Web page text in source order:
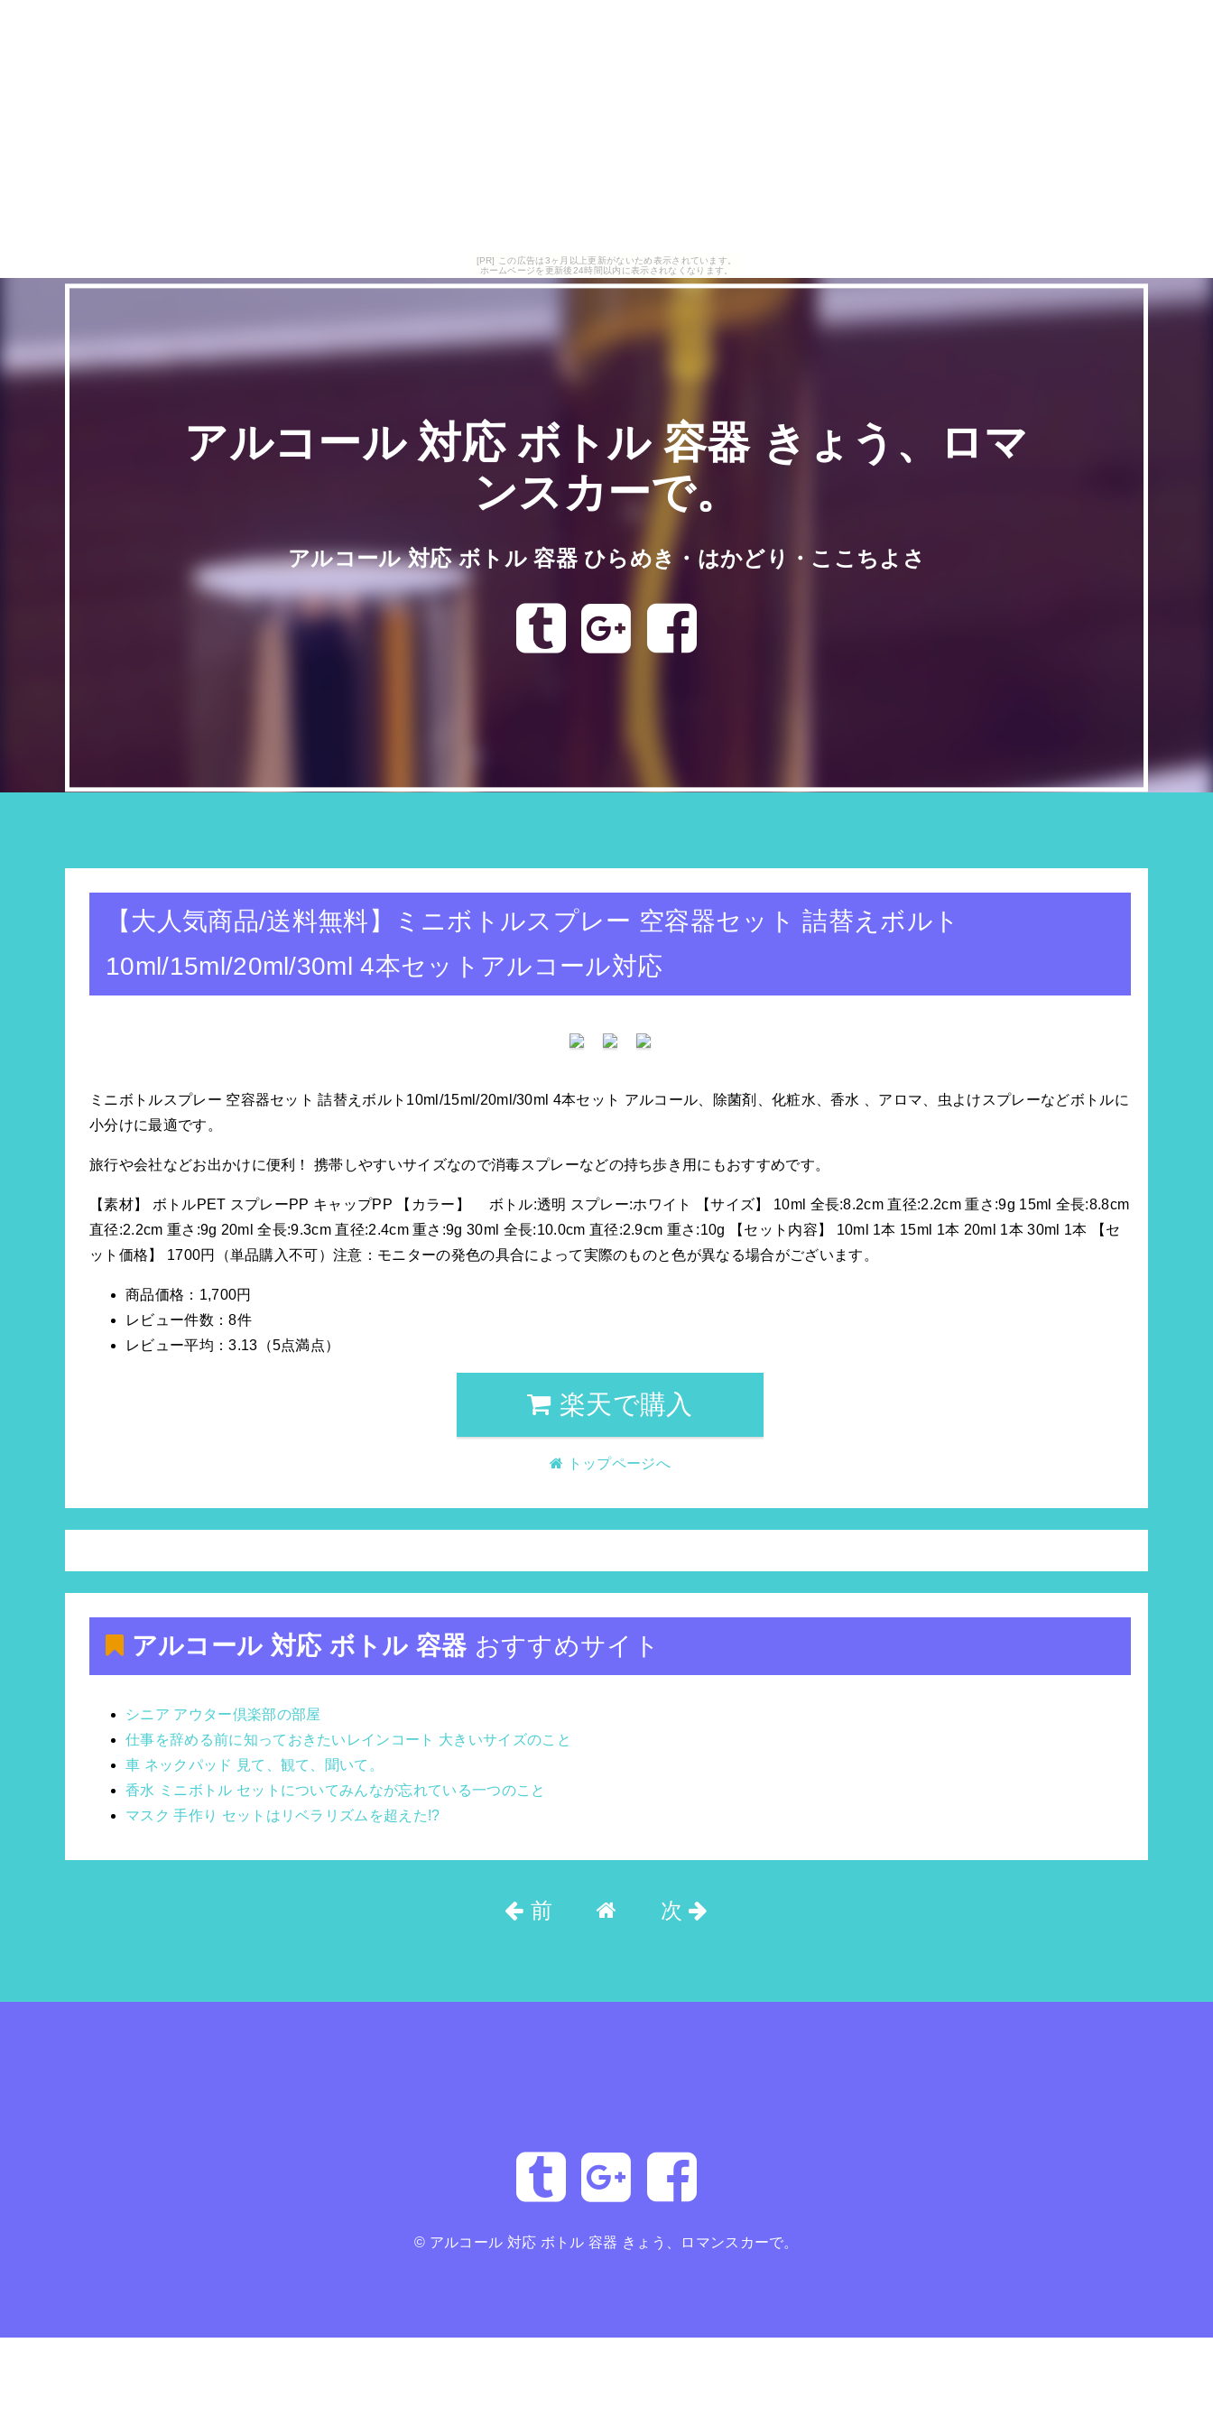
[PR] この広告は3ヶ月以上更新がないため表示されています。
ホームページを更新後24時間以内に表示されなくなります。
アルコール 対応 ボトル 容器 きょう、ロマ
ンスカーで。
アルコール 対応 ボトル 容器 ひらめき・はかどり・ここちよさ
【大人気商品/送料無料】ミニボトルスプレー 空容器セット 詰替えボルト
10ml/15ml/20ml/30ml 4本セットアルコール対応
ミニボトルスプレー 空容器セット 詰替えボルト10ml/15ml/20ml/30ml 4本セット アルコール、除菌剤、化粧水、香水 、アロマ、虫よけスプレーなどボトルに
小分けに最適です。
旅行や会社などお出かけに便利！ 携帯しやすいサイズなので消毒スプレーなどの持ち歩き用にもおすすめです。
【素材】 ボトルPET スプレーPP キャップPP 【カラー】 ボトル:透明 スプレー:ホワイト 【サイズ】 10ml 全長:8.2cm 直径:2.2cm 重さ:9g 15ml 全長:8.8cm
直径:2.2cm 重さ:9g 20ml 全長:9.3cm 直径:2.4cm 重さ:9g 30ml 全長:10.0cm 直径:2.9cm 重さ:10g 【セット内容】 10ml 1本 15ml 1本 20ml 1本 30ml 1本 【セ
ット価格】 1700円（単品購入不可）注意：モニターの発色の具合によって実際のものと色が異なる場合がございます。
商品価格：1,700円
レビュー件数：8件
レビュー平均：3.13（5点満点）
楽天で購入
トップページへ
アルコール 対応 ボトル 容器 おすすめサイト
シニア アウター倶楽部の部屋
仕事を辞める前に知っておきたいレインコート 大きいサイズのこと
車 ネックパッド 見て、観て、聞いて。
香水 ミニボトル セットについてみんなが忘れている一つのこと
マスク 手作り セットはリベラリズムを超えた!?
前 次
© アルコール 対応 ボトル 容器 きょう、ロマンスカーで。